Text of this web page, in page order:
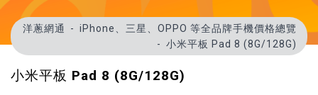
洋蔥網通
iPhone、三星、OPPO 等全品牌手機價格總覽
小米平板 Pad 8 (8G/128G)
小米平板 Pad 8 (8G/128G)